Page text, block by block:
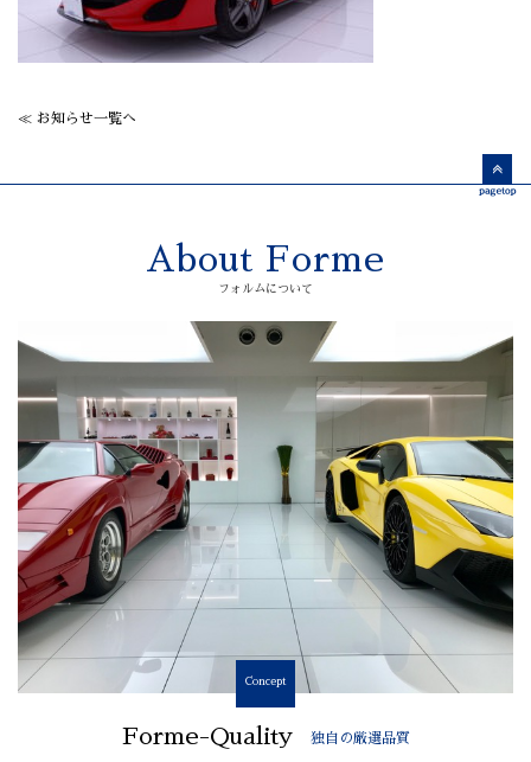
≪ お知らせ一覧へ
About Forme
フォルムについて
Concept
Forme-Quality 独自の厳選品質